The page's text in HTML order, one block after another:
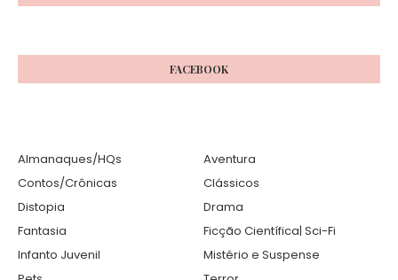
FACEBOOK
Almanaques/HQs
Aventura
Contos/Crônicas
Clássicos
Distopia
Drama
Fantasia
Ficção Científica| Sci-Fi
Infanto Juvenil
Mistério e Suspense